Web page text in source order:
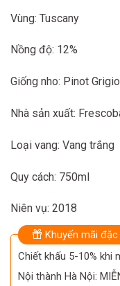
Vùng: Tuscany
Nồng độ: 12%
Giống nho: Pinot Grigio
Nhà sản xuất:
Loại vang: Vang trắng
Quy cách: 750ml
Niên vụ: 2018
Khuyến mãi
Chiết khấu 5-10% khi
Nội thành Hà Nội: